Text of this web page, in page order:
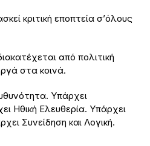
κριτική εποπτεία σ’όλους
από πολιτική
στα κοινά.
Υπάρχει
Ηθική Ελευθερία. Υπάρχει
Συνείδηση και Λογική.